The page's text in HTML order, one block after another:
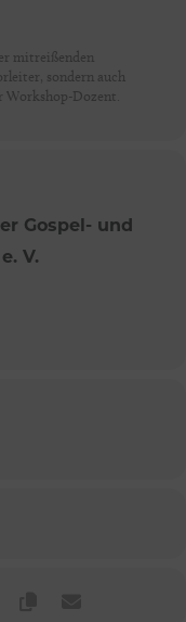
mitreißenden
sondern auch
Dozent.
Gospel- und
V.